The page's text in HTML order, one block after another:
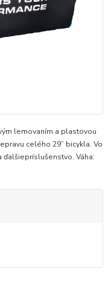
lemovaním a plastovou
celého 29” bicykla. Vo
Váha: